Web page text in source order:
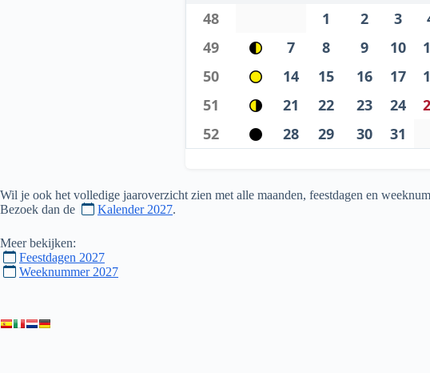
48
1 2 3
49
7 8 9 10
50
14 15 16 17
51
21 22 23 24
52
28 29 30 31
Wil je ook het volledige jaaroverzicht zien met alle maanden, feestdagen en
Bezoek dan de
Kalender 2027.
Meer bekijken:
Feestdagen 2027
Weeknummer 2027